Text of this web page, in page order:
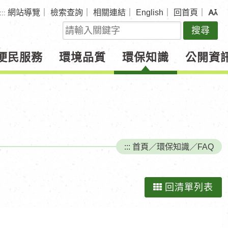
::: 網站導覽 檢索查詢 相關連結 English 回首頁
關
鍵
字
查
詢
民服務 環境品質 環保知識 公開資
::: 首頁 ／環保知識／FAQ
回清單列表